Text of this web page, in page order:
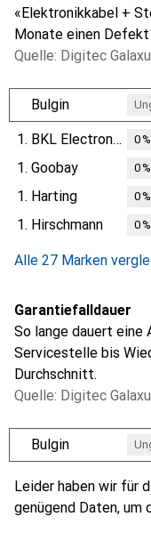
«Elektronikkabel +
Monate einen Defekt
Quelle: Digitec
Bulgin
1. BKL Electronic 0%
1. Goobay 0%
1. Harting 0%
1. Hirschmann 0%
Alle 27 Marken
Garantiefalldauer
So lange dauert eine
Servicestelle bis
Durchschnitt.
Quelle: Digitec
Bulgin
Leider haben wir für
genügend Daten, um